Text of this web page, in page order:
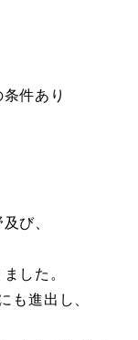
件あり
び、
した。
も進出し、